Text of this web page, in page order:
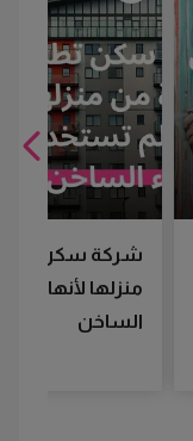
شركة سكن
منزلها لأنها لم
الساخن